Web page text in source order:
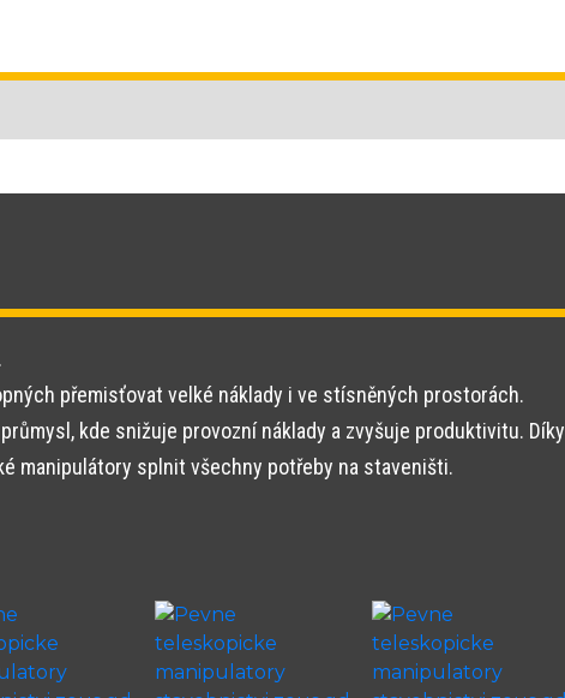
přemisťovat velké náklady i ve stísněných prostorách.
kde snižuje provozní náklady a zvyšuje produktivitu. Díky
manipulátory splnit všechny potřeby na staveništi.